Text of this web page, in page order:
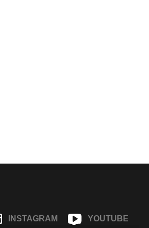
YOUTUBE
INSTAGRAM